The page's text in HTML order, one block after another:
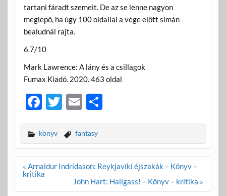
tartani fáradt szemeit. De az se lenne nagyon
meglepő, ha úgy 100 oldallal a vége előtt simán
bealudnál rajta.
6.7/10
Mark Lawrence: A lány és a csillagok
Fumax Kiadó. 2020. 463 oldal
F
e
b
o
o
T
itt
er
E
ail
O
m
e
g
könyv fantasy
Bejegyzés
navigáció
« Arnaldur Indridason: Reykjavíki éjszakák – Könyv –
kritika
John Hart: Hallgass! – Könyv – kritika »